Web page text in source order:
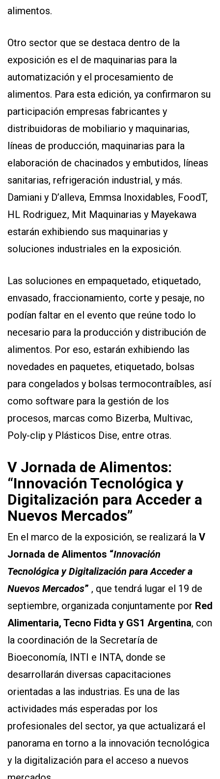
alimentos.
Otro sector que se destaca dentro de la
exposición es el de maquinarias para la
automatización y el procesamiento de
alimentos. Para esta edición, ya confirmaron su
participación empresas fabricantes y
distribuidoras de mobiliario y maquinarias,
líneas de producción, maquinarias para la
elaboración de chacinados y embutidos, líneas
sanitarias, refrigeración industrial, y más.
Damiani y D’alleva, Emmsa Inoxidables, FoodT,
HL Rodriguez, Mit Maquinarias y Mayekawa
estarán exhibiendo sus maquinarias y
soluciones industriales en la exposición.
Las soluciones en empaquetado, etiquetado,
envasado, fraccionamiento, corte y pesaje, no
podían faltar en el evento que reúne todo lo
necesario para la producción y distribución de
alimentos. Por eso, estarán exhibiendo las
novedades en paquetes, etiquetado, bolsas
para congelados y bolsas termocontraíbles, así
como software para la gestión de los
procesos, marcas como Bizerba, Multivac,
Poly-clip y Plásticos Dise, entre otras.
V Jornada de Alimentos:
“Innovación Tecnológica y
Digitalización para Acceder a
Nuevos Mercados”
En el marco de la exposición, se realizará la V
Jornada de Alimentos “Innovación
Tecnológica y Digitalización para Acceder a
Nuevos Mercados” , que tendrá lugar el 19 de
septiembre, organizada conjuntamente por Red
Alimentaria, Tecno Fidta y GS1 Argentina, con
la coordinación de la Secretaría de
Bioeconomía, INTI e INTA, donde se
desarrollarán diversas capacitaciones
orientadas a las industrias. Es una de las
actividades más esperadas por los
profesionales del sector, ya que actualizará el
panorama en torno a la innovación tecnológica
y la digitalización para el acceso a nuevos